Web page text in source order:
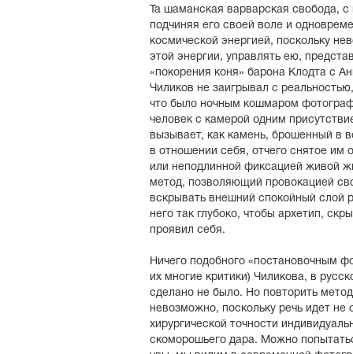
Та шаманская варварская свобода,
подчиняя его своей воле и
космической энергией, поскольку
этой энергии, управлять ею,
«покорения коня» барона Клодта с
Чиликов не заигрывал с
что было ночным кошмаром
человек с камерой одним
вызывает, как камень, брошенный в
в отношении себя, отчего снятое им
или неподлинной фиксацией живой
метод, позволяющий провокацией
вскрывать внешний спокойный слой
него так глубоко, чтобы архетип,
проявил себя.
Ничего подобного «постановочным
их многие критики) Чиликова, в
сделано не было. Но повторить
невозможно, поскольку речь идет не
хирургической точности
скоморошьего дара. Можно